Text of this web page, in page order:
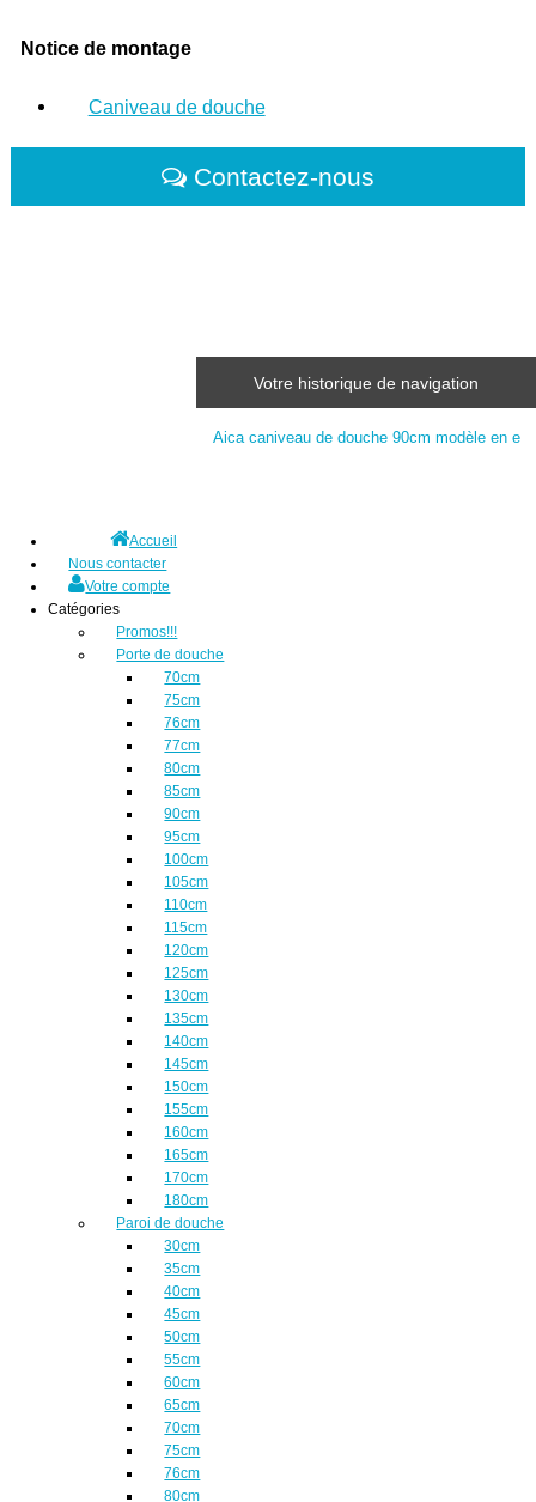
Notice de montage
Caniveau de douche
Contactez-nous
Votre historique de navigation
Aica caniveau de douche 90cm modèle en e
Accueil
Nous contacter
Votre compte
Catégories
Promos!!!
Porte de douche
70cm
75cm
76cm
77cm
80cm
85cm
90cm
95cm
100cm
105cm
110cm
115cm
120cm
125cm
130cm
135cm
140cm
145cm
150cm
155cm
160cm
165cm
170cm
180cm
Paroi de douche
30cm
35cm
40cm
45cm
50cm
55cm
60cm
65cm
70cm
75cm
76cm
80cm